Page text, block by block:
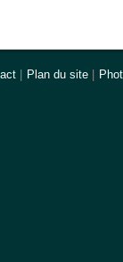
Plan du site